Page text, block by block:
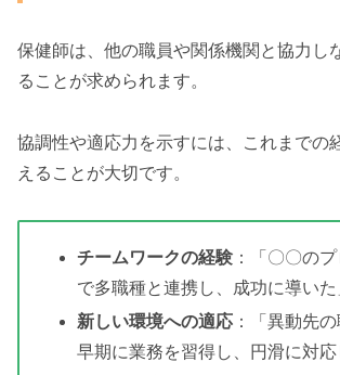
保健師は、他の職員や関係機関と協力し
ることが求められます。
協調性や適応力を示すには、これまでの
えることが大切です。
チームワークの経験 ：「〇〇の
で多職種と連携し、成功に導いた
新しい環境への適応 ：「異動先の
早期に業務を習得し、円滑に対応